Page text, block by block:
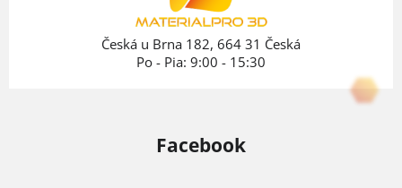
Česká u Brna 182, 664 31 Česká
Po - Pia: 9:00 - 15:30
Facebook